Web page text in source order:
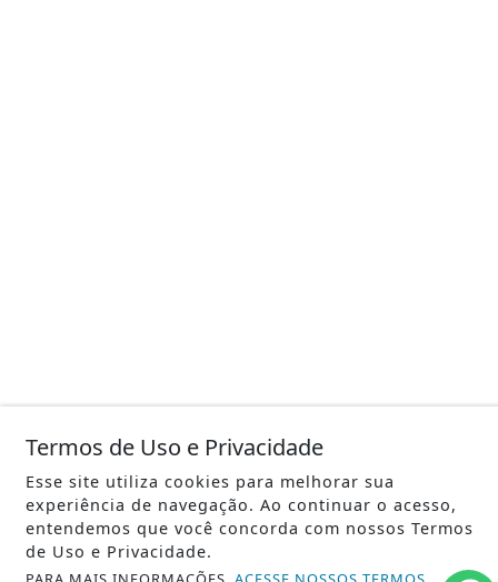
Termos de Uso e Privacidade
Esse site utiliza cookies para melhorar sua
experiência de navegação. Ao continuar o acesso,
entendemos que você concorda com nossos Termos
de Uso e Privacidade.